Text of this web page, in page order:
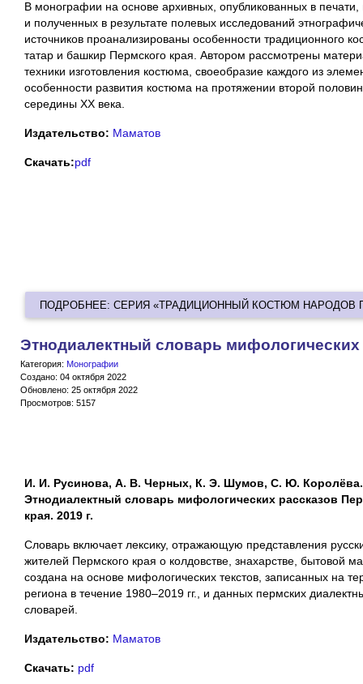
В монографии на основе архивных, опубликованных в печати,
и полученных в результате полевых исследований
источников проанализированы особенности традиционного
татар и башкир Пермского края. Автором рассмотрены
техники изготовления костюма, своеобразие каждого из
особенности развития костюма на протяжении второй
середины ХХ века.
Издательство: Маматов
Скачать:pdf
ПОДРОБНЕЕ: СЕРИЯ «ТРАДИЦИОННЫЙ КОСТЮМ НАРОДОВ
Этнодиалектный словарь мифологических
Категория: Монографии
Создано: 04 октября 2022
Обновлено: 25 октября 2022
Просмотров: 5157
И. И. Русинова, А. В. Черных, К. Э. Шумов, С. Ю. Королёва.
Этнодиалектный словарь мифологических рассказов
края. 2019 г.
Словарь включает лексику, отражающую представления
жителей Пермского края о колдовстве, знахарстве, бытовой
создана на основе мифологических текстов, записанных на
региона в течение 1980–2019 гг., и данных пермских
словарей.
Издательство: Маматов
Скачать: pdf